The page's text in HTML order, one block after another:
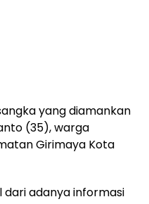
yang diamankan
(35), warga
Girimaya Kota
dari adanya informasi